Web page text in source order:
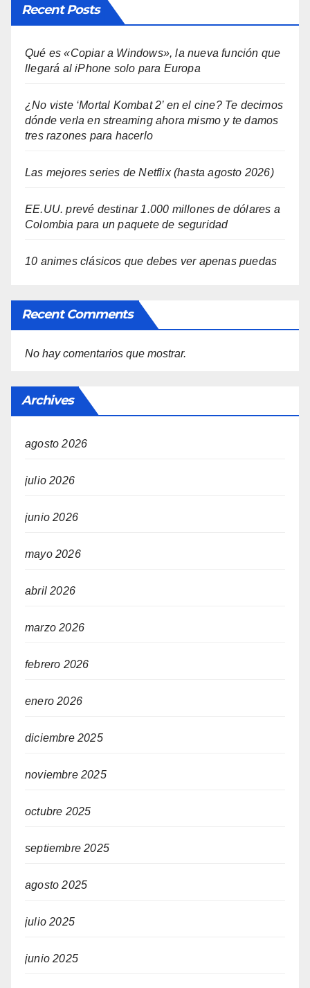
Recent Posts
Qué es «Copiar a Windows», la nueva función que
llegará al iPhone solo para Europa
¿No viste ‘Mortal Kombat 2’ en el cine? Te decimos
dónde verla en streaming ahora mismo y te damos
tres razones para hacerlo
Las mejores series de Netflix (hasta agosto 2026)
EE.UU. prevé destinar 1.000 millones de dólares a
Colombia para un paquete de seguridad
10 animes clásicos que debes ver apenas puedas
Recent Comments
No hay comentarios que mostrar.
Archives
agosto 2026
julio 2026
junio 2026
mayo 2026
abril 2026
marzo 2026
febrero 2026
enero 2026
diciembre 2025
noviembre 2025
octubre 2025
septiembre 2025
agosto 2025
julio 2025
junio 2025